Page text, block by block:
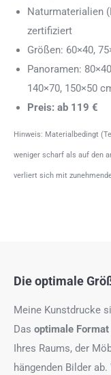
Naturmaterialien
zertifiziert
Größen: 60×40,
Panoramen:
140×70, 150×50
Preis: ab 119 €
Hinweis: Materialbedingt
weniger scharf als auf den
verliert sich mit
Die optimale
Meine Kunstdrucke
Das optimale Format
Ihres Raums, der
hängenden Bilder